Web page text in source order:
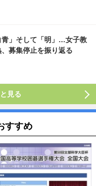
青」そして「明」…女子教
募集停止を振り返る
見る
すすめ